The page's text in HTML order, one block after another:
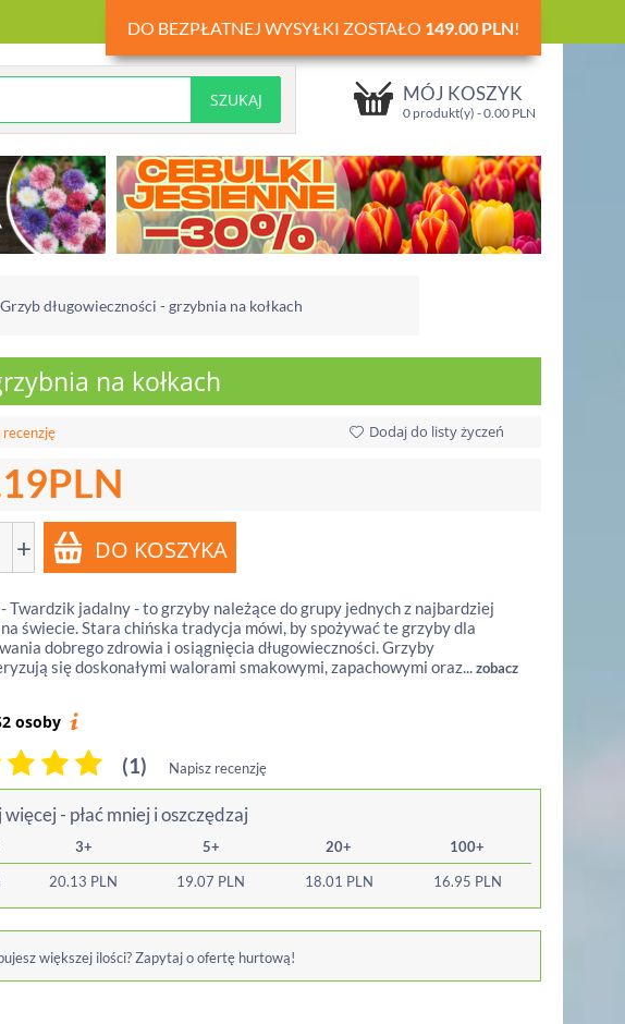
DO BEZPŁATNEJ WYSYŁKI ZOSTAŁO 149.00 PLN!
MÓJ KOSZYK
0 produkt(y) -0.00 PLN
długowieczności - grzybnia na kołkach
na kołkach
recenzję Dodaj do listy życzeń
PLN
+
Twardzik jadalny - to grzyby należące do grupy jednych z najbardziej
świecie. Stara chińska tradycja mówi, by spożywać te grzyby dla
dobrego zdrowia i osiągnięcia długowieczności. Grzyby
się doskonałymi walorami smakowymi, zapachowymi oraz...zobacz
osoby
(1) Napisz recenzję
więcej - płać mniej i oszczędzaj
3+ 5+ 20+
100+
20.13 PLN 19.07 PLN 18.01 PLN 16.95 PLN
większej ilości? Zapytaj o ofertę hurtową!